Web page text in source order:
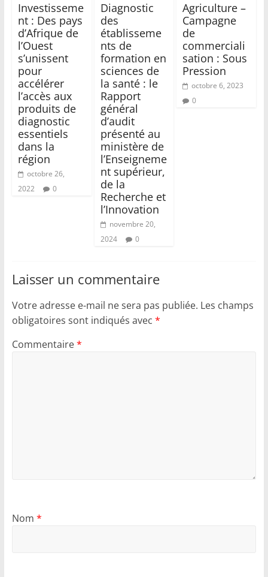
Investisseme
nt : Des pays
d’Afrique de
l’Ouest
s’unissent
pour
accélérer
l’accès aux
produits de
diagnostic
essentiels
dans la
région
octobre 26,
2022
0
Diagnostic
des
établisseme
nts de
formation en
sciences de
la santé : le
Rapport
général
d’audit
présenté au
ministère de
l’Enseigneme
nt supérieur,
de la
Recherche et
l’Innovation
novembre 20,
2024
0
Agriculture –
Campagne
de
commerciali
sation : Sous
Pression
octobre 6, 2023
0
Laisser un commentaire
Votre adresse e-mail ne sera pas publiée. Les champs
obligatoires sont indiqués avec *
Commentaire*
Nom *